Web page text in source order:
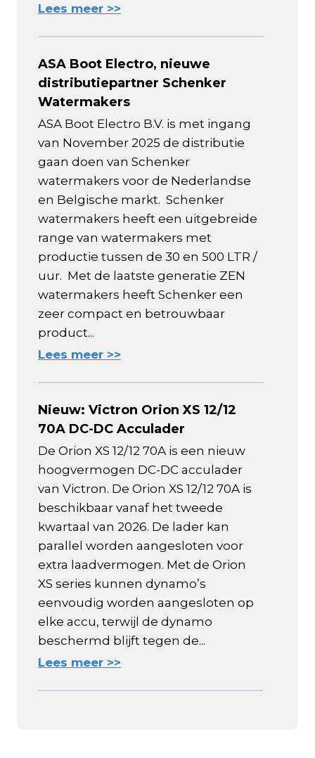
Lees meer >>
ASA Boot Electro, nieuwe
distributiepartner Schenker
Watermakers
ASA Boot Electro B.V. is met ingang
van November 2025 de distributie
gaan doen van Schenker
watermakers voor de Nederlandse
en Belgische markt. Schenker
watermakers heeft een uitgebreide
range van watermakers met
productie tussen de 30 en 500 LTR /
uur. Met de laatste generatie ZEN
watermakers heeft Schenker een
zeer compact en betrouwbaar
product...
Lees meer >>
Nieuw: Victron Orion XS 12/12
70A DC-DC Acculader
De Orion XS 12/12 70A is een nieuw
hoogvermogen DC-DC acculader
van Victron. De Orion XS 12/12 70A is
beschikbaar vanaf het tweede
kwartaal van 2026. De lader kan
parallel worden aangesloten voor
extra laadvermogen. Met de Orion
XS series kunnen dynamo’s
eenvoudig worden aangesloten op
elke accu, terwijl de dynamo
beschermd blijft tegen de...
Lees meer >>